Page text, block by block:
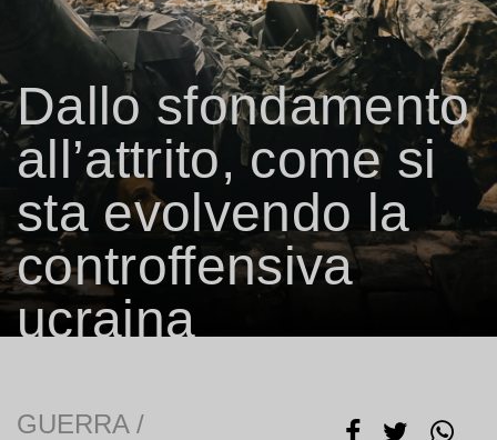
Dallo sfondamento
all’attrito, come si
sta evolvendo la
controffensiva
ucraina
SOGNI DI FARE IL FOTOREPORTER?
NOI
GUERRA /